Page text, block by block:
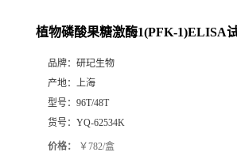
植物磷酸果糖激酶1(PFK-1)ELISA
品牌： 研玘生物
产地： 上海
型号： 96T/48T
货号： YQ-62534K
价格： ￥782/盒